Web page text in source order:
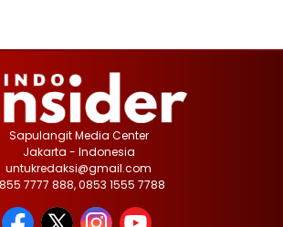
Sapulangit Media Center
Jakarta - Indonesia
untukredaksi@gmail.com
7777 888, 0853 1555 7788